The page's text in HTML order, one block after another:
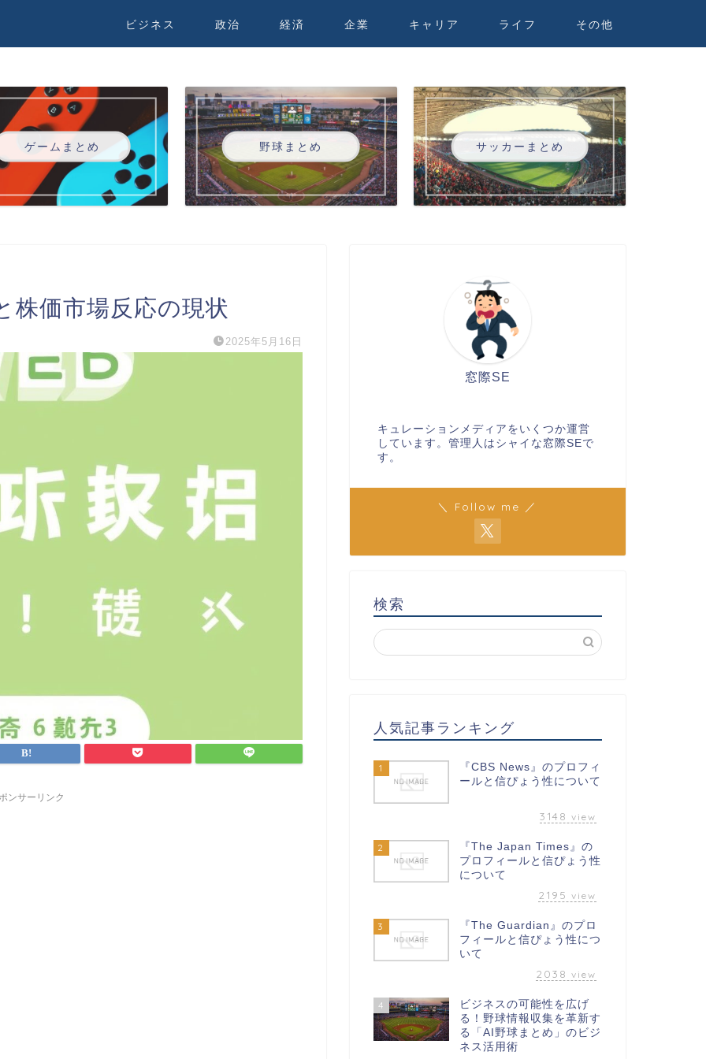
ビジネス 政治 経済 企業 キャリア ライフ その他
ゲームまとめ 野球まとめ サッカーまとめ
株価市場反応の現状
2025年5月16日
ンサーリンク
窓際SE
キュレーションメディアをいくつか運営
しています。管理人はシャイな窓際SEで
す。
＼ Follow me ／
検索
人気記事ランキング
1
『CBS News』のプロフィ
ールと信ぴょう性について
3148 view
2
『The Japan Times』の
プロフィールと信ぴょう性
について
2195 view
3
『The Guardian』のプロ
フィールと信ぴょう性につ
いて
2038 view
4
ビジネスの可能性を広げ
る！野球情報収集を革新す
る「AI野球まとめ」のビジ
ネス活用術